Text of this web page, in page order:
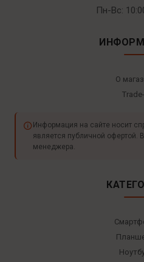
Пн-Вс:
О
Информация на сайте носит
является публичной офертой.
менеджера.